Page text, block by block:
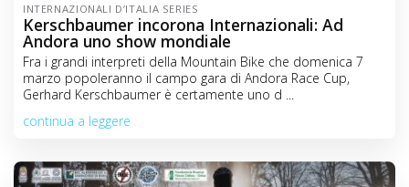
INTERNAZIONALI D’ITALIA SERIES
Kerschbaumer incorona Internazionali: Ad
Andora uno show mondiale
Fra i grandi interpreti della Mountain Bike che domenica 7
marzo popoleranno il campo gara di Andora Race Cup,
Gerhard Kerschbaumer è certamente uno d ...
continua a leggere